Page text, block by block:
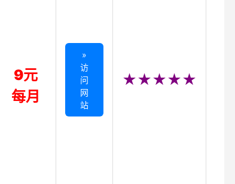
9元
每月
»
访
问
网
站
★★★★★